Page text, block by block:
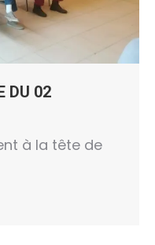
DU 02
à la tête de